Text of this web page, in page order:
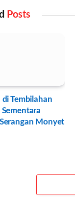
Posts
di Tembilahan
Monyet